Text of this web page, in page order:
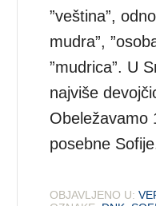
”veština”,
mudra”,
”mudrica”. U
najviše
Obeležavamo
posebne
OBJAVLJENO U: